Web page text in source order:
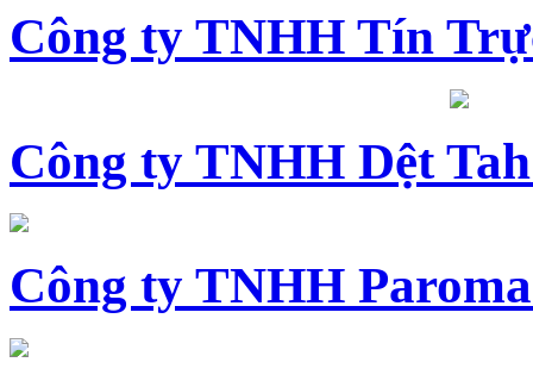
Công ty TNHH Tín
Công ty TNHH Dệt
Công ty TNHH